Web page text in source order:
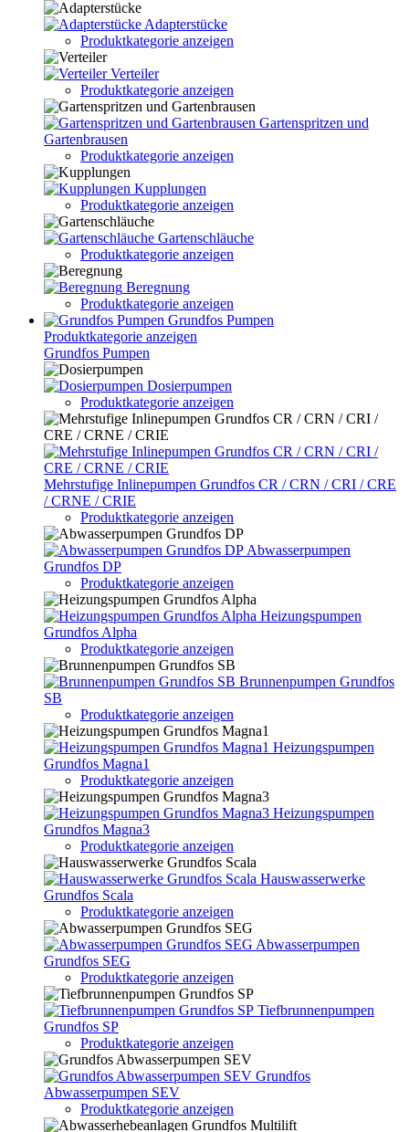
Adapterstücke
Produktkategorie anzeigen
Verteiler
Produktkategorie anzeigen
Gartenspritzen und
Gartenbrausen
Produktkategorie anzeigen
Kupplungen
Produktkategorie anzeigen
Gartenschläuche
Produktkategorie anzeigen
Beregnung
Produktkategorie anzeigen
Grundfos Pumpen
Produktkategorie anzeigen
Grundfos Pumpen
Dosierpumpen
Produktkategorie anzeigen
Mehrstufige Inlinepumpen Grundfos CR / CRN / CRI / CRE
/ CRNE / CRIE
Produktkategorie anzeigen
Abwasserpumpen
Grundfos DP
Produktkategorie anzeigen
Heizungspumpen
Grundfos Alpha
Produktkategorie anzeigen
Brunnenpumpen Grundfos
SB
Produktkategorie anzeigen
Heizungspumpen
Grundfos Magna1
Produktkategorie anzeigen
Heizungspumpen
Grundfos Magna3
Produktkategorie anzeigen
Hauswasserwerke
Grundfos Scala
Produktkategorie anzeigen
Abwasserpumpen
Grundfos SEG
Produktkategorie anzeigen
Tiefbrunnenpumpen
Grundfos SP
Produktkategorie anzeigen
Grundfos
Abwasserpumpen SEV
Produktkategorie anzeigen